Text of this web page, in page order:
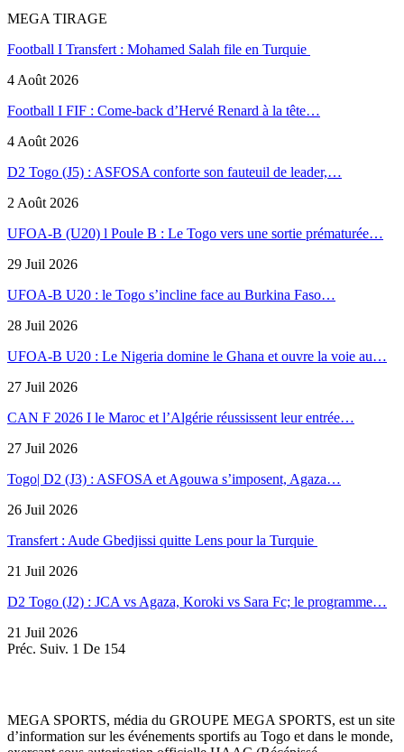
MEGA TIRAGE
Football I Transfert : Mohamed Salah file en Turquie
4 Août 2026
Football I FIF : Come-back d’Hervé Renard à la tête…
4 Août 2026
D2 Togo (J5) : ASFOSA conforte son fauteuil de leader,…
2 Août 2026
UFOA-B (U20) l Poule B : Le Togo vers une sortie prématurée…
29 Juil 2026
UFOA-B U20 : le Togo s’incline face au Burkina Faso…
28 Juil 2026
UFOA-B U20 : Le Nigeria domine le Ghana et ouvre la voie au…
27 Juil 2026
CAN F 2026 I le Maroc et l’Algérie réussissent leur entrée…
27 Juil 2026
Togo| D2 (J3) : ASFOSA et Agouwa s’imposent, Agaza…
26 Juil 2026
Transfert : Aude Gbedjissi quitte Lens pour la Turquie
21 Juil 2026
D2 Togo (J2) : JCA vs Agaza, Koroki vs Sara Fc; le programme…
21 Juil 2026
Préc. Suiv. 1 De 154
MEGA SPORTS, média du GROUPE MEGA SPORTS, est un site
d’information sur les événements sportifs au Togo et dans le monde,